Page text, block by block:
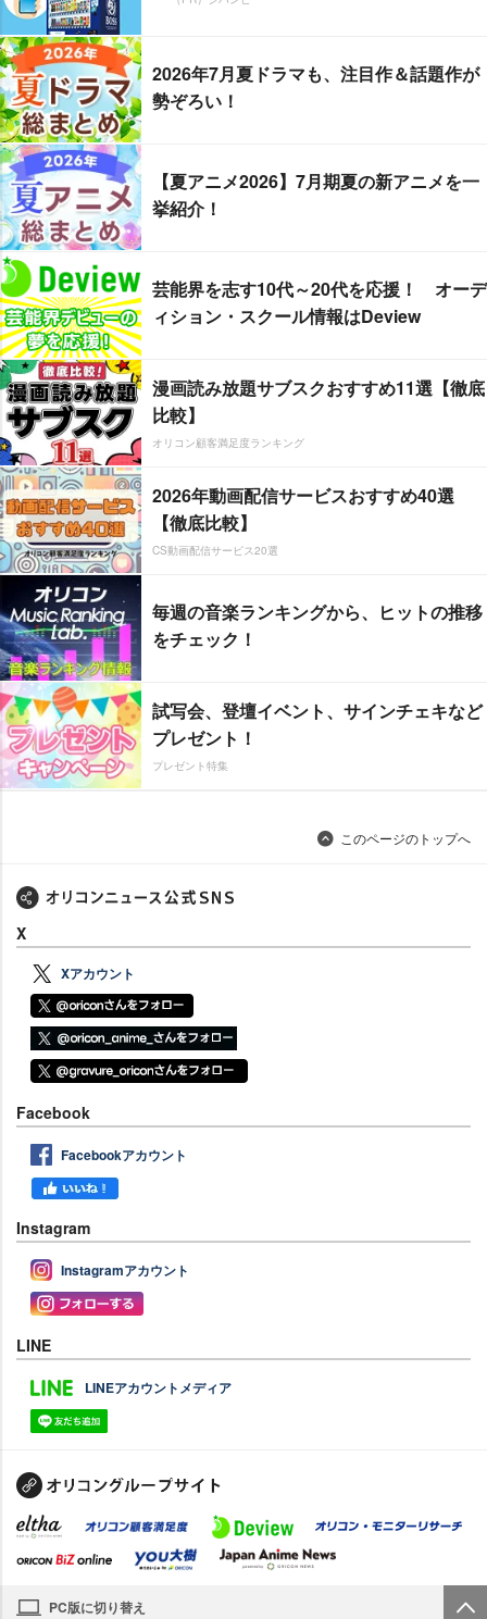
2026年7月夏ドラマも、注目作＆話題作が
勢ぞろい！
【夏アニメ2026】7月期夏の新アニメを一
挙紹介！
芸能界を志す10代～20代を応援！ オーデ
ィション・スクール情報はDeview
漫画読み放題サブスクおすすめ11選【徹底
比較】
オリコン顧客満足度ランキング
2026年動画配信サービスおすすめ40選
【徹底比較】
CS動画配信サービス20選
毎週の音楽ランキングから、ヒットの推移
をチェック！
試写会、登壇イベント、サインチェキなど
プレゼント！
プレゼント特集
このページのトップへ
X
Xアカウント
Facebook
Facebookアカウント
Instagram
Instagramアカウント
LINE
LINEアカウントメディア
PC版に切り替え